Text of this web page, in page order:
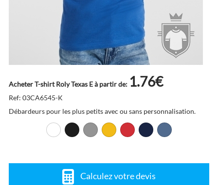
Acheter T-shirt Roly Texas E à partir de: 1.76€
Ref: 03CA6545-K
Débardeurs pour les plus petits avec ou sans personnalisation.
Calculez votre devis